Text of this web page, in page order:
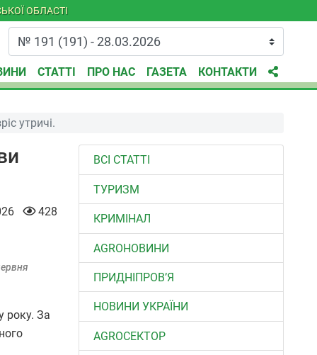
ОБЛАСТІ
СТАТТІ ПРО НАС ГАЗЕТА КОНТАКТИ
утричі.
428
року. За
ВСІ СТАТТІ
ТУРИЗМ
КРИМІНАЛ
AGROНОВИНИ
ПРИДНІПРОВ’Я
НОВИНИ УКРАЇНИ
АGROСЕКТОР